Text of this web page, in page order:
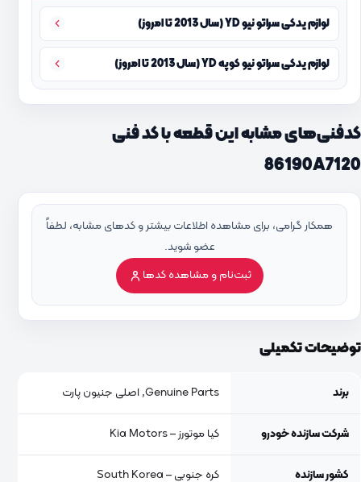
لوازم یدکی سراتو نیو YD (سال 2013 تا امروز)
لوازم یدکی سراتو نیو کوپه YD (سال 2013 تا امروز)
کدفنی‌های مشابه این قطعه با کد فنی
86190A7120
همکار گرامی، برای مشاهده اطلاعات بیشتر و کدهای مشابه، لطفاً
عضو شوید.
ثبت‌نام و مشاهده کدها
توضیحات تکمیلی
برند Genuine Parts, اصلی جنیون پارت
شرکت سازنده خودرو کیا موتورز – Kia Motors
کشور سازنده کره جنوبی – South Korea